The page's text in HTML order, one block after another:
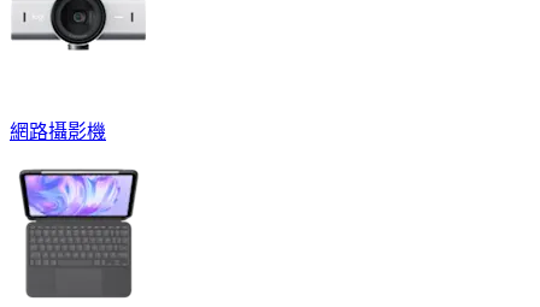
網路攝影機